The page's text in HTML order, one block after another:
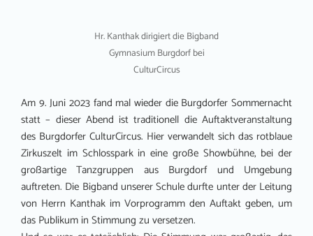
Hr. Kanthak dirigiert die Bigband
Gymnasium Burgdorf bei
CulturCircus
Am 9. Juni 2023 fand mal wieder die Burgdorfer Sommernacht
statt – dieser Abend ist traditionell die Auftaktveranstaltung
des Burgdorfer CulturCircus. Hier verwandelt sich das rotblaue
Zirkuszelt im Schlosspark in eine große Showbühne, bei der
großartige Tanzgruppen aus Burgdorf und Umgebung
auftreten. Die Bigband unserer Schule durfte unter der Leitung
von Herrn Kanthak im Vorprogramm den Auftakt geben, um
das Publikum in Stimmung zu versetzen.